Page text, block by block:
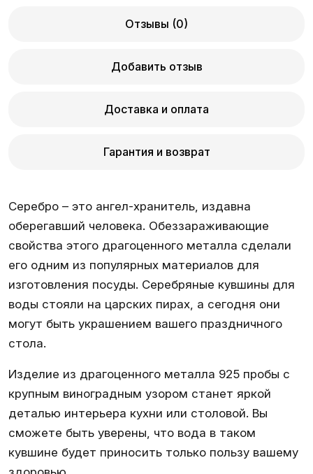
Отзывы (0)
Добавить отзыв
Доставка и оплата
Гарантия и возврат
Серебро – это ангел-хранитель, издавна
оберегавший человека. Обеззараживающие
свойства этого драгоценного металла сделали
его одним из популярных материалов для
изготовления посуды. Серебряные кувшины для
воды стояли на царских пирах, а сегодня они
могут быть украшением вашего праздничного
стола.
Изделие из драгоценного металла 925 пробы с
крупным виноградным узором станет яркой
деталью интерьера кухни или столовой. Вы
сможете быть уверены, что вода в таком
кувшине будет приносить только пользу вашему